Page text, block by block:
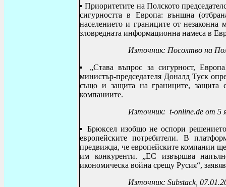
▪Приоритетите на Полското
сигурността в Европа: външна
населението и границите от
зловредната информационна намеса в
Източник: Посолтво на
▪
„Става въпрос за сигурност,
министър-председателя Доналд Туск
също и защита на границите, защита
компаниите.
Източник: t-online.de от 5
▪Брюксел изобщо не оспори
европейските потребители. В
предвижда, че европейските компании
им конкуренти. „ЕС извършва
икономическа война срещу Русия“,
Източник: Substack,